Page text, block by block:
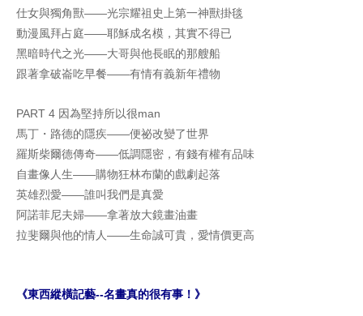
仕女與獨角獸――光宗耀祖史上第一神獸掛毯
動漫風拜占庭――耶穌成名模，其實不得已
黑暗時代之光――大哥與他長眠的那艘船
跟著拿破崙吃早餐――有情有義新年禮物
PART 4 因為堅持所以很man
馬丁・路德的隱疾――便祕改變了世界
羅斯柴爾德傳奇――低調隱密，有錢有權有品味
自畫像人生――購物狂林布蘭的戲劇起落
英雄烈愛――誰叫我們是真愛
阿諾菲尼夫婦――拿著放大鏡畫油畫
拉斐爾與他的情人――生命誠可貴，愛情價更高
《東西縱橫記藝--名畫真的很有事！》